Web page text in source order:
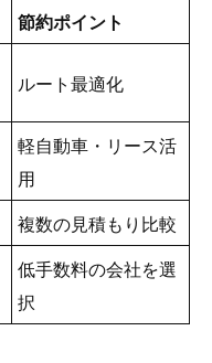
節約ポイント
ルート最適化
軽自動車・リース活
用
複数の見積もり比較
低手数料の会社を選
択